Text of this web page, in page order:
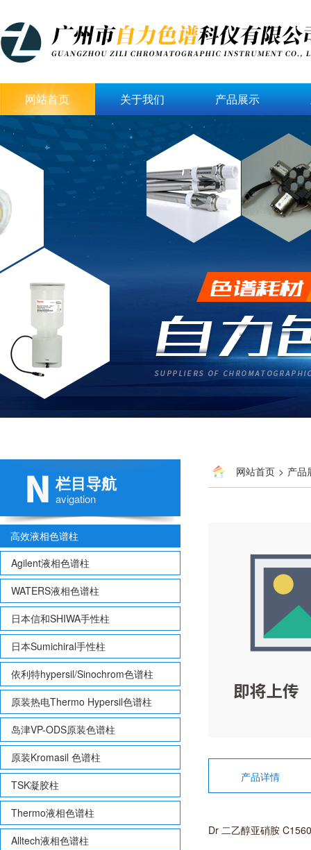
网站首页 关于我们 产品展示
栏目导航
avigation
高效液相色谱柱
Agilent液相色谱柱
WATERS液相色谱柱
日本信和SHIWA手性柱
日本Sumichiral手性柱
依利特hypersil/Sinochrom色谱柱
原装热电Thermo Hypersil色谱柱
岛津VP-ODS原装色谱柱
原装Kromasil 色谱柱
TSK凝胶柱
Thermo液相色谱柱
Alltech液相色谱柱
网站首页 > 产品
产品详情
Dr 二乙醇亚硝胺